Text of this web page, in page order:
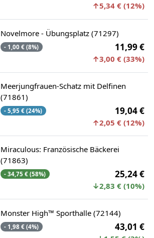
↑5,34 € (12%)
Novelmore - Übungsplatz (71297)
- 1,00 € (8%) 11,99 €
↑3,00 € (33%)
Meerjungfrauen-Schatz mit Delfinen
(71861)
- 5,95 € (24%) 19,04 €
↑2,05 € (12%)
Miraculous: Französische Bäckerei
(71863)
- 34,75 € (58%) 25,24 €
↓2,83 € (10%)
Monster High™ Sporthalle (72144)
- 1,98 € (4%) 43,01 €